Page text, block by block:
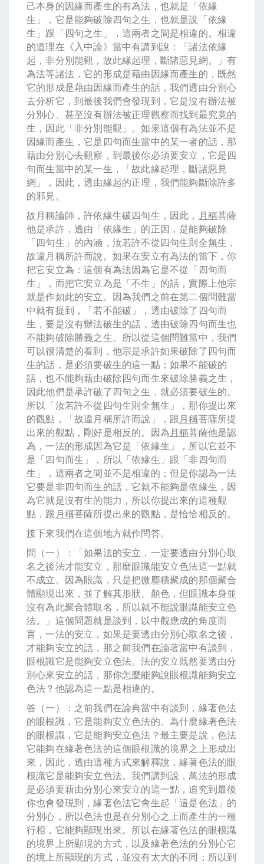
己本身的因緣而產生的有為法，也就是「依緣
生」，它是能夠破除四句之生，也就是說「依緣
生」跟「四句之生」，這兩者之間是相違的。相違
的道理在《入中論》當中有講到說：「諸法依緣
起，非分別能觀，故此緣起理，斷諸惡見網。」有
為法等諸法，它的形成是藉由因緣而產生的，既然
它的形成是藉由因緣而產生的話，我們透由分別心
去分析它，到最後我們會發現到，它是沒有辦法被
分別心、甚至沒有辦法被正理觀察而找到最究竟的
生，因此「非分別能觀」。如果這個有為法並不是
因緣而產生，它是四句而生當中的某一者的話，那
藉由分別心去觀察，到最後你必須要安立，它是四
句而生當中的某一生，「故此緣起理，斷諸惡見
網」，因此，透由緣起的正理，我們能夠斷除許多
的邪見。
故月稱論師，許依緣生破四句生，因此， 月稱菩薩
他是承許，透由「依緣生」的正因，是能夠破除
「四句生」的內涵，汝若許不從四句生則全無生，
故違月稱所許而說。如果在安立有為法的當下，你
把它安立為：這個有為法因為它是不從「四句而
生」，而把它安立為是「不生」的話，實際上他宗
就是作如此的安立。因為我們之前在第二個問難當
中就有提到，「若不能破」，透由破除了四句而
生，要是沒有辦法破生的話，透由破除四句而生也
不能夠破除勝義之生。所以從這個問難當中，我們
可以很清楚的看到，他宗是承許如果破除了四句而
生的話，是必須要破生的這一點；如果不能破的
話，也不能夠藉由破除四句而生來破除勝義之生，
因此他們是承許破了四句之生，就必須要破生的。
所以「汝若許不從四句生則全無生」，那你提出來
的觀點，「故違月稱所許而說」，跟 月稱菩薩所提
出來的觀點，剛好是相反的。因為 月稱菩薩他是認
為，一法的形成因為它是「依緣生」，所以它並不
是「四句而生」，所以「依緣生」跟「非四句而
生」，這兩者之間並不是相違的；但是你認為一法
它要是非四句而生的話，它就不能夠是依緣生，因
為它就是沒有生的能力，所以你提出來的這種觀
點，跟 月稱菩薩所提出來的觀點，是恰恰相反的。
接下來我們在這個地方就作問答。
問（一）：「如果法的安立，一定要透由分別心取
名之後法才能安立，那麼眼識能安立色法這一點就
不成立。因為眼識，只是把微塵積聚成的那個聚合
體顯現出來，並了解其形狀、顏色，但眼識本身並
沒有為此聚合體取名，所以就不能說眼識能安立色
法。」這個問題就是談到，以中觀應成的角度而
言，一法的安立，如果是要透由分別心取名之後，
才能夠安立的話，那之前我們在論著當中有談到，
眼根識它是能夠安立色法。法的安立既然要透由分
別心來安立的話，那你怎麼能夠說眼根識能夠安立
色法？他認為這一點是相違的。
答（一）：之前我們在論典當中有談到，緣著色法
的眼根識，它是能夠安立色法的。為什麼緣著色法
的眼根識，它是能夠安立色法？最主要是說，色法
它能夠在緣著色法的這個眼根識的境界之上形成出
來，因此，透由這種方式來解釋說，緣著色法的眼
根識它是能夠安立色法。我們講到說，萬法的形成
是必須要藉由分別心來安立的這一點，追究到最後
你也會發現到，緣著色法它會生起「這是色法」的
分別心，所以色法也是在分別心之上而產生的一種
行相，它能夠顯現出來。所以在緣著色法的眼根識
的境界上所顯現的方式，以及緣著色法的分別心它
的境上所顯現的方式，並沒有太大的不同；所以到